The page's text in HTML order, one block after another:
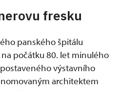
fresku
panského špitálu
počátku 80. let minulého
výstavního
architektem